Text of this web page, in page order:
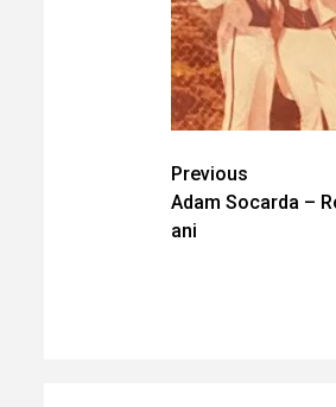
Continue
Reading
Previous
Adam Socarda –
ani